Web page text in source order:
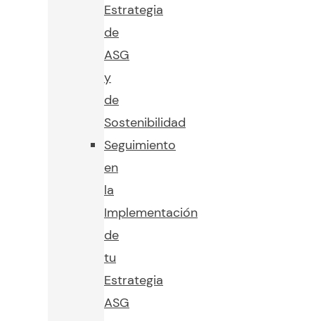
Estrategia
de
ASG
y
de
Sostenibilidad
Seguimiento
en
la
Implementación
de
tu
Estrategia
ASG